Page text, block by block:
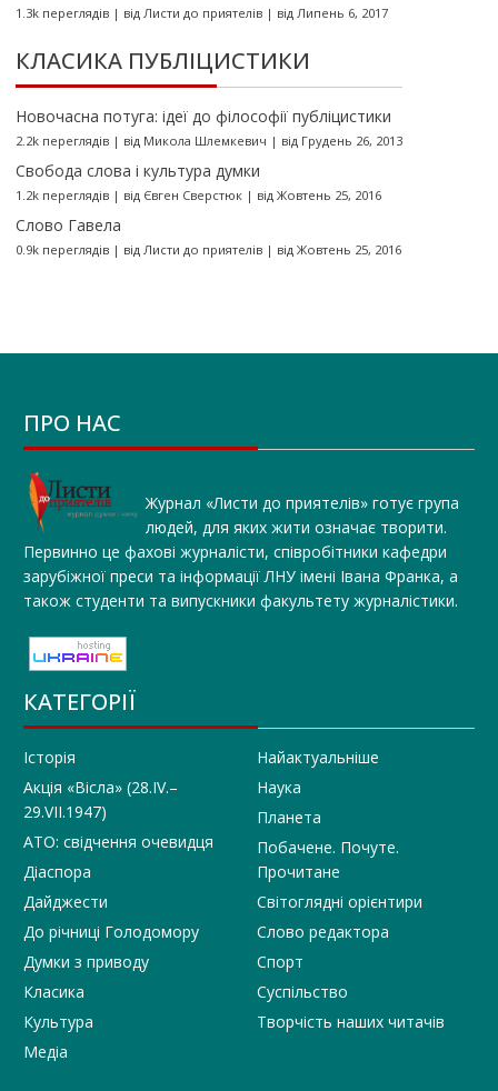
1.3k переглядів| від Листи до приятелів| від Липень 6, 2017
КЛАСИКА ПУБЛІЦИСТИКИ
Новочасна потуга: ідеї до філософії публіцистики
2.2k переглядів| від Микола Шлемкевич | від Грудень 26, 2013
Свобода слова і культура думки
1.2k переглядів| від Євген Сверстюк| від Жовтень 25, 2016
Слово Гавела
0.9k переглядів| від Листи до приятелів| від Жовтень 25, 2016
ПРО НАС
Журнал «Листи до приятелів» готує група
людей, для яких жити означає творити.
Первинно це фахові журналісти, співробітники кафедри
зарубіжної преси та інформації ЛНУ імені Івана Франка, а
також студенти та випускники факультету журналістики.
КАТЕГОРІЇ
Історія
Акція «Вісла» (28.IV.–
29.VII.1947)
АТО: свідчення очевидця
Діаспора
Дайджести
До річниці Голодомору
Думки з приводу
Класика
Культура
Медіа
Найактуальніше
Наука
Планета
Побачене. Почуте.
Прочитане
Світоглядні орієнтири
Слово редактора
Спорт
Суспільство
Творчість наших читачів